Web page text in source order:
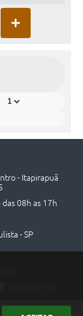
- Itapirapuã
08h as 17h
- SP